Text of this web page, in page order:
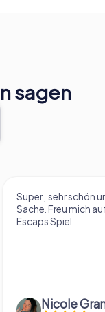
sagen
Super , sehr schön
Sache. Freu mich
Escaps Spiel
Nicole